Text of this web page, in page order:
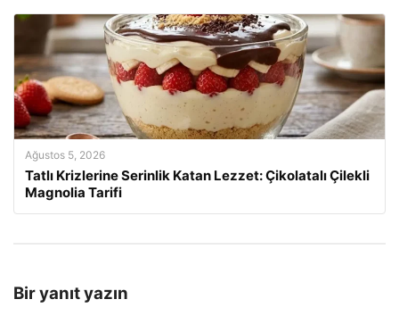
Ağustos 5, 2026
Tatlı Krizlerine Serinlik Katan Lezzet: Çikolatalı Çilekli
Magnolia Tarifi
Bir yanıt yazın